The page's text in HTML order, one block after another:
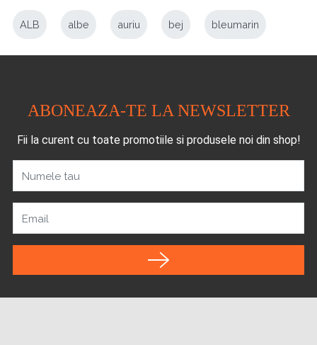
ALB albe auriu bej bleumarin
ABONEAZA-TE LA NEWSLETTER
Fii la curent cu toate promotiile si produsele noi din shop!
Numele tau
Email